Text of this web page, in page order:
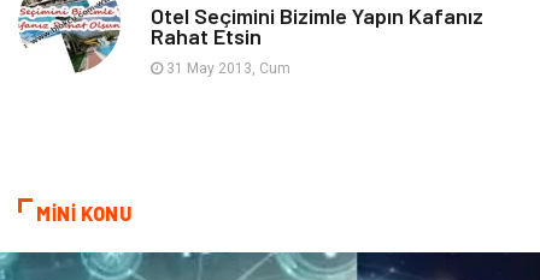
Mobilya
Otel Seçimini Bizimle Yapın Kafanız
Rahat Etsin
31 May 2013, Cum
MİNİ KONU